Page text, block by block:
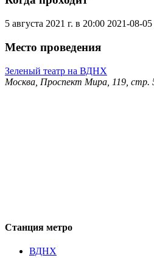
5 августа 2021 г. в 20:00 2021-08-05
Место проведения
Зеленый театр на ВДНХ
Москва, Проспект Мира, 119, стр.
Станция метро
ВДНХ